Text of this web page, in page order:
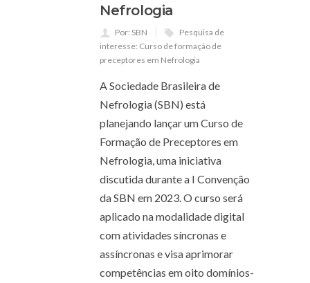
Nefrologia
Por: SBN
Pesquisa de
interesse: Curso de formação de
preceptores em Nefrologia
A Sociedade Brasileira de
Nefrologia (SBN) está
planejando lançar um Curso de
Formação de Preceptores em
Nefrologia, uma iniciativa
discutida durante a I Convenção
da SBN em 2023. O curso será
aplicado na modalidade digital
com atividades síncronas e
assíncronas e visa aprimorar
competências em oito domínios-